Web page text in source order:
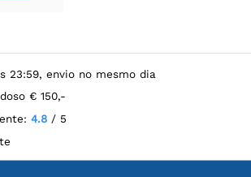
23:59, envio no mesmo dia
€ 150,-
4.8 / 5